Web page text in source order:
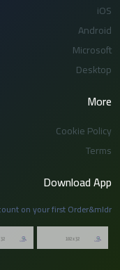
iOS
Android
Microsoft
Desktop
More
Cookie Policy
Terms
Download App
on your first Order&mldr;!